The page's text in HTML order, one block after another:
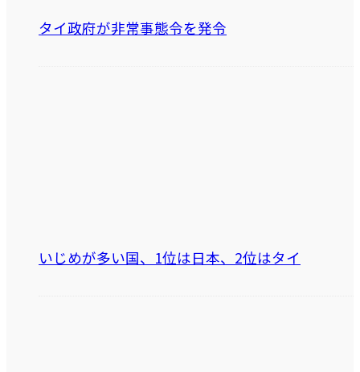
タイ政府が非常事態令を発令
いじめが多い国、1位は日本、2位はタイ